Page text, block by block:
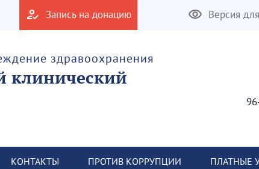
Запись на донацию Версия
здравоохранения
клинический
КОНТАКТЫ ПРОТИВ КОРРУПЦИИ ПЛАТНЫЕ